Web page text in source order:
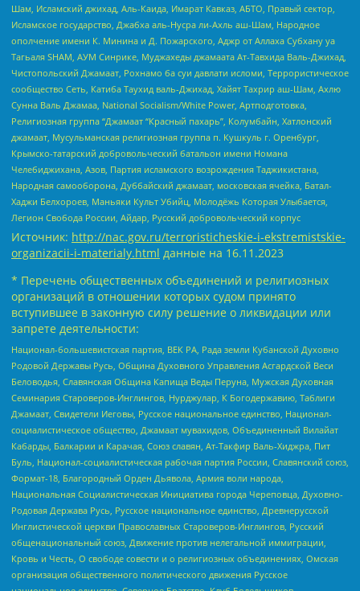
Шам, Исламский джихад, Аль-Каида, Имарат Кавказ, АБТО, Правый сектор,
Исламское государство, Джабха аль-Нусра ли-Ахль аш-Шам, Народное
ополчение имени К. Минина и Д. Пожарского, Аджр от Аллаха Субхану уа
Тагьаля SHAM, АУМ Синрике, Муджахеды джамаата Ат-Тавхида Валь-Джихад,
Чистопольский Джамаат, Рохнамо ба суи давлати исломи, Террористическое
сообщество Сеть, Катиба Таухид валь-Джихад, Хайят Тахрир аш-Шам, Ахлю
Сунна Валь Джамаа, National Socialism/White Power, Артподготовка,
Религиозная группа “Джамаат “Красный пахарь”, Колумбайн, Хатлонский
джамаат, Мусульманская религиозная группа п. Кушкуль г. Оренбург,
Крымско-татарский добровольческий батальон имени Номана
Челебиджихана, Азов, Партия исламского возрождения Таджикистана,
Народная самооборона, Дуббайский джамаат, московская ячейка, Батал-
Хаджи Белхороев, Маньяки Культ Убийц, Молодёжь Которая Улыбается,
Легион Свобода России, Айдар, Русский добровольческий корпус
Источник: http://nac.gov.ru/terroristicheskie-i-ekstremistskie-
organizacii-i-materialy.html данные на 16.11.2023
* Перечень общественных объединений и религиозных
организаций в отношении которых судом принято
вступившее в законную силу решение о ликвидации или
запрете деятельности:
Национал-большевистская партия, ВЕК РА, Рада земли Кубанской Духовно
Родовой Державы Русь, Община Духовного Управления Асгардской Веси
Беловодья, Славянская Община Капища Веды Перуна, Мужская Духовная
Семинария Староверов-Инглингов, Нурджулар, К Богодержавию, Таблиги
Джамаат, Свидетели Иеговы, Русское национальное единство, Национал-
социалистическое общество, Джамаат мувахидов, Объединенный Вилайат
Кабарды, Балкарии и Карачая, Союз славян, Ат-Такфир Валь-Хиджра, Пит
Буль, Национал-социалистическая рабочая партия России, Славянский союз,
Формат-18, Благородный Орден Дьявола, Армия воли народа,
Национальная Социалистическая Инициатива города Череповца, Духовно-
Родовая Держава Русь, Русское национальное единство, Древнерусской
Инглистической церкви Православных Староверов-Инглингов, Русский
общенациональный союз, Движение против нелегальной иммиграции,
Кровь и Честь, О свободе совести и о религиозных объединениях, Омская
организация общественного политического движения Русское